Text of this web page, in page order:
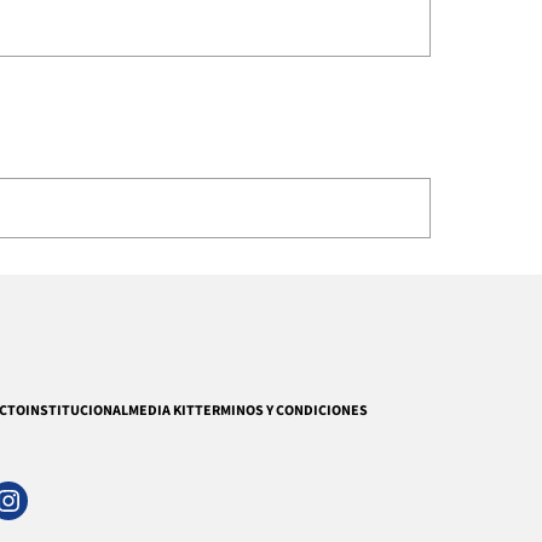
INSTITUCIONALMEDIA KITTERMINOS Y CONDICIONES